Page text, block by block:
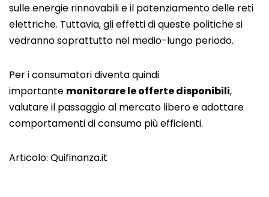
sulle energie rinnovabilie il potenziamento delle reti
elettriche. Tuttavia, gli effetti di queste politiche si
vedranno soprattutto nel medio-lungo periodo.
Per i consumatori diventa quindi
importante monitorare le offerte disponibili,
valutare il passaggio al mercato libero e adottare
comportamenti di consumo più efficienti.
Articolo: Quifinanza.it